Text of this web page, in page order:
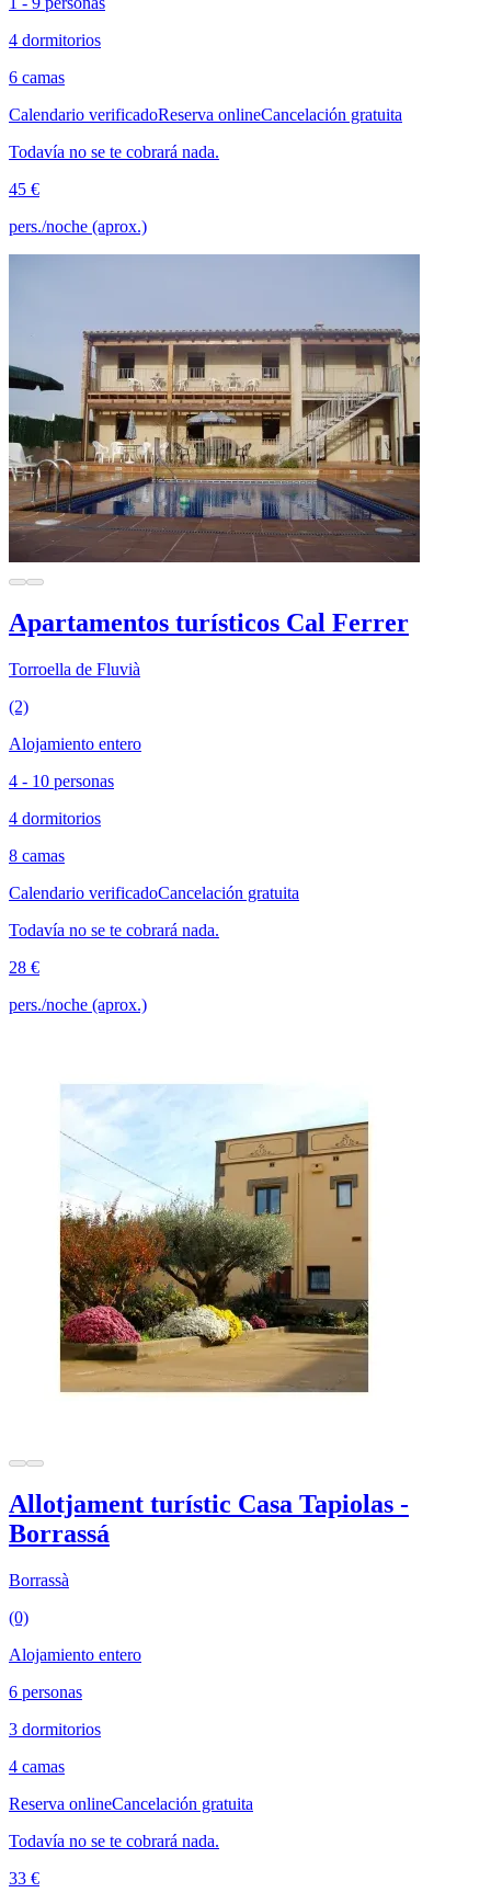
4 dormitorios
6 camas
Calendario verificadoReserva onlineCancelación gratuita
Todavía no se te cobrará nada.
45 €
pers./noche (aprox.)
Apartamentos turísticos Cal Ferrer
Torroella de Fluvià
(2)
Alojamiento entero
4 - 10 personas
4 dormitorios
8 camas
Calendario verificadoCancelación gratuita
Todavía no se te cobrará nada.
28 €
pers./noche (aprox.)
Allotjament turístic Casa Tapiolas -
Borrassá
Borrassà
(0)
Alojamiento entero
6 personas
3 dormitorios
4 camas
Reserva onlineCancelación gratuita
Todavía no se te cobrará nada.
33 €